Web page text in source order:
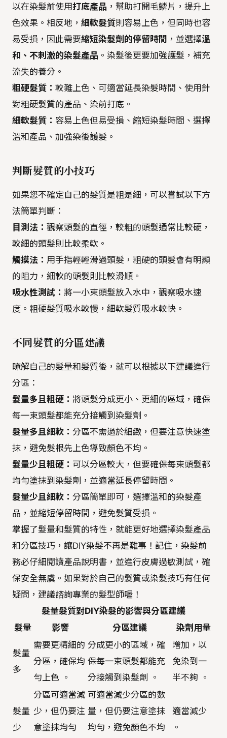
以在染髮前使用打底產品 ，幫助打開毛鱗片，提升上
色效果。相反地， 細軟髮質則容易上色，但同時也容
易受損，因此需要縮短染髮劑的停留時間 ，並選擇溫
和、不刺激的染髮產品 。染髮後更要加強護髮，補充
流失的養分。
粗硬髮質： 較難上色、可適當延長染髮時間、使用針
對粗硬髮質的產品、染前打底。
細軟髮質： 容易上色但易受損、縮短染髮時間、選擇
溫和產品、加強染後護髮。
判斷髮質的小技巧
如果您不確定自己的髮質是粗是細，可以嘗試以下方
法簡單判斷：
目測法： 觀察頭髮的直徑，較粗的頭髮通常比較硬，
較細的頭髮則比較柔軟。
觸摸法： 用手指輕輕滑過頭髮，粗硬的頭髮會有明顯
的阻力，細軟的頭髮則比較滑順。
吸水性測試： 將一小束頭髮放入水中，觀察吸水速
度。粗硬髮質吸水較慢，細軟髮質吸水較快。
不同髮質的分區建議
瞭解自己的髮量和髮質後，就可以根據以下建議進行
分區：
髮量多且粗硬： 將頭髮分成更小、更細的區域，確保
每一束頭髮都能充分接觸到染髮劑。
髮量多且細軟： 分區不需過於細緻，但要注意快速塗
抹，避免髮根先上色導致顏色不均。
髮量少且粗硬： 可以分區較大，但要確保每束頭髮都
均勻塗抹到染髮劑，並適當延長停留時間。
髮量少且細軟： 分區簡單即可，選擇溫和的染髮產
品，並縮短停留時間，避免髮質受損。
掌握了髮量和髮質的特性，就能更好地選擇染髮產品
和分區技巧，讓DIY染髮不再是難事！記住，染髮前
務必仔細閱讀產品說明書，並進行皮膚過敏測試，確
保安全無虞。如果對於自己的髮質或染髮技巧有任何
疑問，建議諮詢專業的髮型師喔！
髮量髮質對DIY染髮的影響與分區建議
髮量
影響 分區建議 染劑用量
髮量
多
需要更精細的
分區，確保均
勻上色 。
分成更小的區域，確
保每一束頭髮都能充
分接觸到染髮劑 。
增加，以
免染到一
半不夠 。
髮量
少
分區可適當減
少，但仍要注
意塗抹均勻
可適當減少分區的數
量，但仍要注意塗抹
均勻，避免顏色不均
適當減少
。